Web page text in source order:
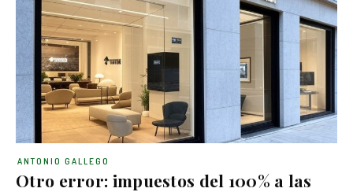
Otro error: impuestos del 100% a las
ANTONIO GALLEGO